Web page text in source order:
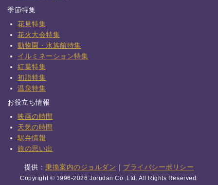
季節特集
花見特集
花火大会特集
動物園・水族館特集
イルミネーション特集
紅葉特集
初詣特集
温泉特集
お役立ち情報
映画の時間
天気の時間
駅弁情報
旅の思い出
提供： 乗換案内のジョルダン ｜ プライバシーポリシー
Copyright © 1996-2026 Jorudan Co.,Ltd. All Rights Reserved.